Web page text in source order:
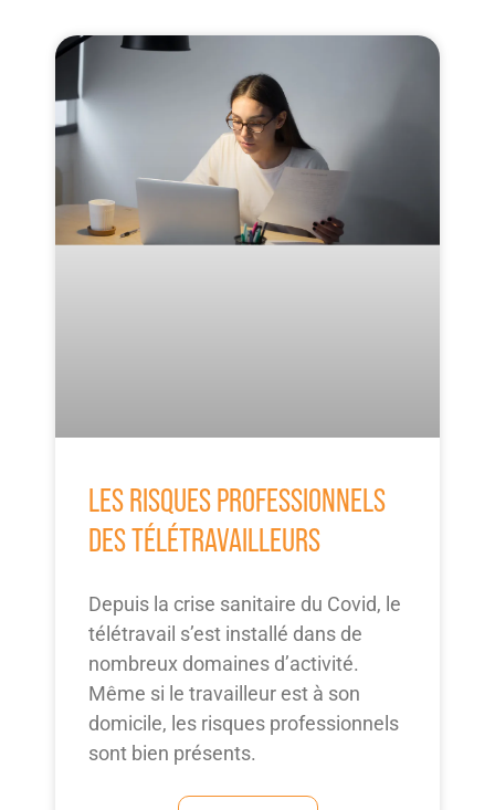
LES RISQUES PROFESSIONNELS
DES TÉLÉTRAVAILLEURS
Depuis la crise sanitaire du Covid, le
télétravail s’est installé dans de
nombreux domaines d’activité.
Même si le travailleur est à son
domicile, les risques professionnels
sont bien présents.